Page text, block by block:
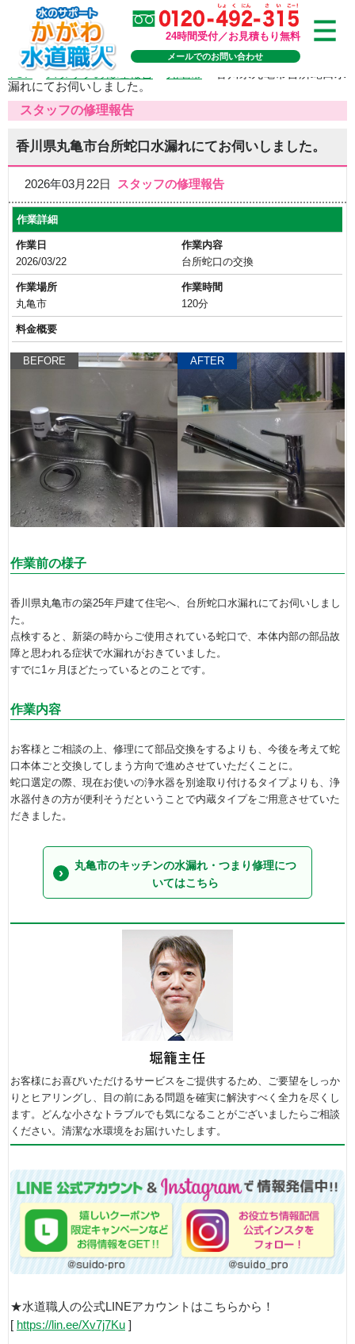
24時間受付／お見積もり無料
メールでのお問い合わせ
TOP>スタッフの修理報告
漏れにてお伺いしました。
スタッフの修理報告
香川県丸亀市台所蛇口水漏れにてお伺いしました。
2026年03月22日 スタッフの修理報告
作業詳細
作業日
2026/03/22
作業内容
台所蛇口の交換
作業場所
丸亀市
作業時間
120分
料金概要
BEFORE AFTER
作業前の様子
香川県丸亀市の築25年戸建て住宅へ、台所蛇口水漏れにてお伺いしまし
た。
点検すると、新築の時からご使用されている蛇口で、本体内部の部品故
障と思われる症状で水漏れがおきていました。
すでに1ヶ月ほどたっているとのことです。
作業内容
お客様とご相談の上、修理にて部品交換をするよりも、今後を考えて蛇
口本体ごと交換してしまう方向で進めさせていただくことに。
蛇口選定の際、現在お使いの浄水器を別途取り付けるタイプよりも、浄
水器付きの方が便利そうだということで内蔵タイプをご用意させていた
だきました。
丸亀市のキッチンの水漏れ・つまり修理につ
いてはこちら
お客様にお喜びいただけるサービスをご提供するため、ご要望をしっか
りとヒアリングし、目の前にある問題を確実に解決すべく全力を尽くし
ます。どんな小さなトラブルでも気になることがございましたらご相談
ください。清潔な水環境をお届けいたします。
★水道職人の公式LINEアカウントはこちらから！
[ https://lin.ee/Xv7j7Ku ]